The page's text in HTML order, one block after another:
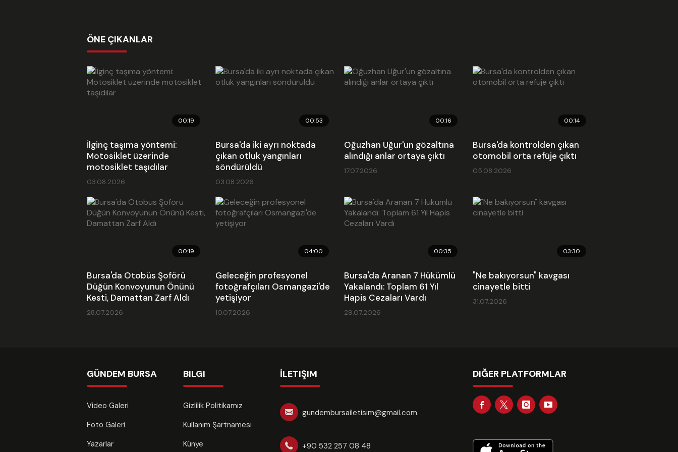
ÖNE ÇIKANLAR
00:19
İlginç taşıma yöntemi:
Motosiklet üzerinde
motosiklet taşıdılar
03.08.2026
00:53
Bursa'da iki ayrı noktada
çıkan otluk yangınları
söndürüldü
03.08.2026
00:16
Oğuzhan Uğur'un gözaltına
alındığı anlar ortaya çıktı
17.07.2026
00:14
Bursa'da kontrolden çıkan
otomobil orta refüje çıktı
05.08.2026
00:19
Bursa'da Otobüs Şoförü
Düğün Konvoyunun Önünü
Kesti, Damattan Zarf Aldı
28.07.2026
04:00
Geleceğin profesyonel
fotoğrafçıları Osmangazi'de
yetişiyor
10.07.2026
00:35
Bursa'da Aranan 7 Hükümlü
Yakalandı: Toplam 61 Yıl
Hapis Cezaları Vardı
29.07.2026
03:30
"Ne bakıyorsun" kavgası
cinayetle bitti
31.07.2026
GÜNDEM BURSA
Video Galeri
Foto Galeri
Yazarlar
BILGI
Gizlilik Politikamız
Kullanım Şartnamesi
Künye
İLETIŞIM
gundembursailetisim@gmail.com
+90 532 257 08 48
DIĞER PLATFORMLAR